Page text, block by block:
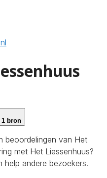
1 bron
beoordelingen van Het
met Het Liessenhuus?
help andere bezoekers.